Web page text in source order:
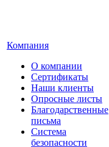
Компания
О компании
Сертификаты
Наши клиенты
Опросные листы
Благодарственные
письма
Система
безопасности